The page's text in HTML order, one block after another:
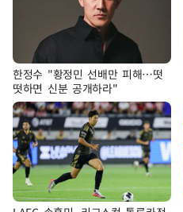
한정수 "황정민 선배만 피해…떳
떳하면 신분 공개하라"